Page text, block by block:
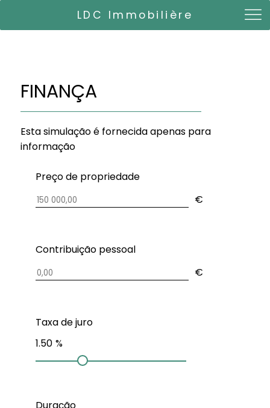
LDC Immobilière
FINANÇA
Esta simulação é fornecida apenas para
informação
Preço de propriedade
€
Contribuição pessoal
€
Taxa de juro
1.50 %
Duração